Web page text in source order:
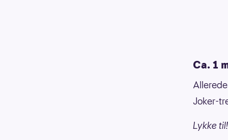
Ca. 1
Joker-
Lykke til!